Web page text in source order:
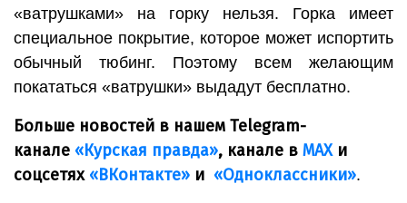
«ватрушками» на горку нельзя. Горка имеет
специальное покрытие, которое может испортить
обычный тюбинг. Поэтому всем желающим
покататься «ватрушки» выдадут бесплатно.
Больше новостей в нашем Telegram-
канале «Курская правда», канале в МАХи
соцсетях «ВКонтакте» и «Одноклассники».